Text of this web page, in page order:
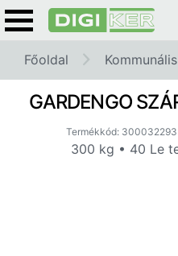
Főoldal
GARDENGO
Termékkód:
300 kg • 40 Le